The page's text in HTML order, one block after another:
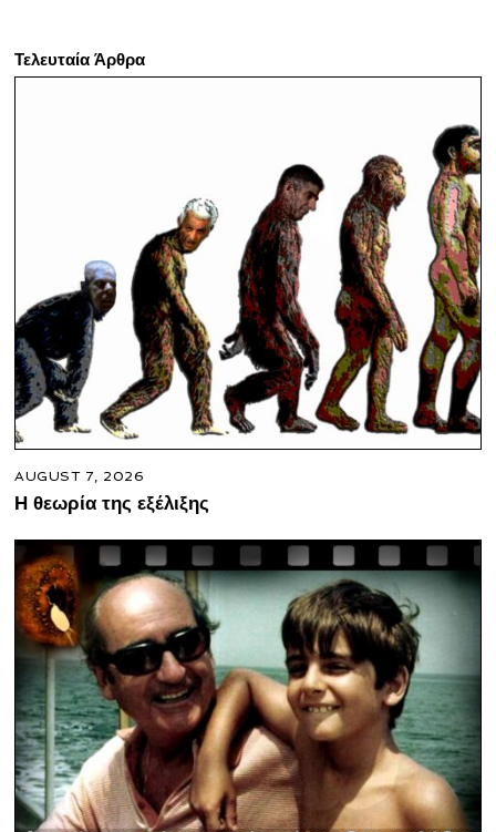
Τελευταία Άρθρα
AUGUST 7, 2026
Η θεωρία της εξέλιξης